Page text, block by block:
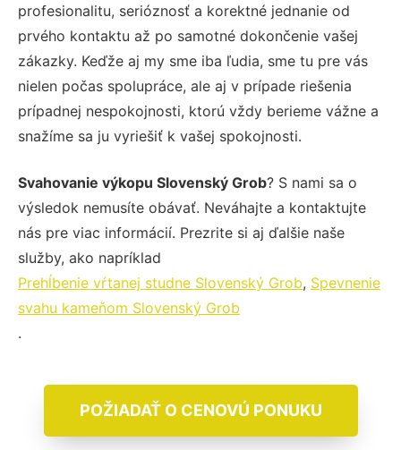
profesionalitu, serióznosť a korektné jednanie od
prvého kontaktu až po samotné dokončenie vašej
zákazky. Keďže aj my sme iba ľudia, sme tu pre vás
nielen počas spolupráce, ale aj v prípade riešenia
prípadnej nespokojnosti, ktorú vždy berieme vážne a
snažíme sa ju vyriešiť k vašej spokojnosti.
Svahovanie výkopu Slovenský Grob? S nami sa o
výsledok nemusíte obávať. Neváhajte a kontaktujte
nás pre viac informácií. Prezrite si aj ďalšie naše
služby, ako napríklad
Prehĺbenie vŕtanej studne Slovenský Grob, Spevnenie
svahu kameňom Slovenský Grob
.
POŽIADAŤ O CENOVÚ PONUKU